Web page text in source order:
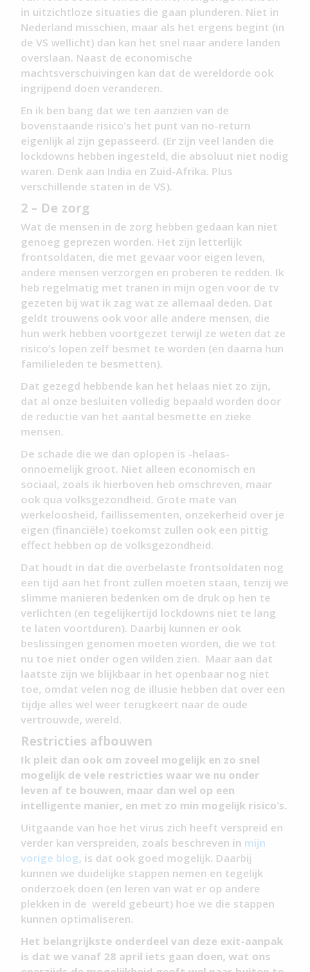
in uitzichtloze situaties die gaan plunderen. Niet in
Nederland misschien, maar als het ergens begint (in
de VS wellicht) dan kan het snel naar andere landen
overslaan. Naast de economische
machtsverschuivingen kan dat de wereldorde ook
ingrijpend doen veranderen.
En ik ben bang dat we ten aanzien van de
bovenstaande risico’s het punt van no-return
eigenlijk al zijn gepasseerd. (Er zijn veel landen die
lockdowns hebben ingesteld, die absoluut niet nodig
waren. Denk aan India en Zuid-Afrika. Plus
verschillende staten in de VS).
2 – De zorg
Wat de mensen in de zorg hebben gedaan kan niet
genoeg geprezen worden. Het zijn letterlijk
frontsoldaten, die met gevaar voor eigen leven,
andere mensen verzorgen en proberen te redden. Ik
heb regelmatig met tranen in mijn ogen voor de tv
gezeten bij wat ik zag wat ze allemaal deden. Dat
geldt trouwens ook voor alle andere mensen, die
hun werk hebben voortgezet terwijl ze weten dat ze
risico’s lopen zelf besmet te worden (en daarna hun
familieleden te besmetten).
Dat gezegd hebbende kan het helaas niet zo zijn,
dat al onze besluiten volledig bepaald worden door
de reductie van het aantal besmette en zieke
mensen.
De schade die we dan oplopen is -helaas-
onnoemelijk groot. Niet alleen economisch en
sociaal, zoals ik hierboven heb omschreven, maar
ook qua volksgezondheid. Grote mate van
werkeloosheid, faillissementen, onzekerheid over je
eigen (financiële) toekomst zullen ook een pittig
effect hebben op de volksgezondheid.
Dat houdt in dat die overbelaste frontsoldaten nog
een tijd aan het front zullen moeten staan, tenzij we
slimme manieren bedenken om de druk op hen te
verlichten (en tegelijkertijd lockdowns niet te lang
te laten voortduren). Daarbij kunnen er ook
beslissingen genomen moeten worden, die we tot
nu toe niet onder ogen wilden zien. Maar aan dat
laatste zijn we blijkbaar in het openbaar nog niet
toe, omdat velen nog de illusie hebben dat over een
tijdje alles wel weer terugkeert naar de oude
vertrouwde, wereld.
Restricties afbouwen
Ik pleit dan ook om zoveel mogelijk en zo snel
mogelijk de vele restricties waar we nu onder
leven af te bouwen, maar dan wel op een
intelligente manier, en met zo min mogelijk risico’s.
Uitgaande van hoe het virus zich heeft verspreid en
verder kan verspreiden, zoals beschreven in mijn
vorige blog, is dat ook goed mogelijk. Daarbij
kunnen we duidelijke stappen nemen en tegelijk
onderzoek doen (en leren van wat er op andere
plekken in de wereld gebeurt) hoe we die stappen
kunnen optimaliseren.
Het belangrijkste onderdeel van deze exit-aanpak
is dat we vanaf 28 april iets gaan doen, wat ons